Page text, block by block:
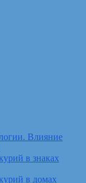
Влияние
в знаках
в домах